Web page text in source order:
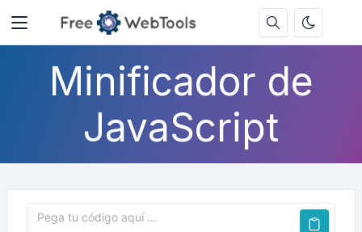
Minificador de
JavaScript